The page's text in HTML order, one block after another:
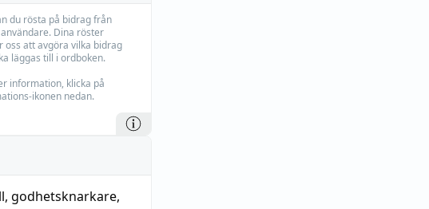
du rösta på bidrag från
Dina röster
oss att avgöra vilka bidrag
läggas till i ordboken.
information, klicka på
ikonen nedan.
, godhetsknarkare,